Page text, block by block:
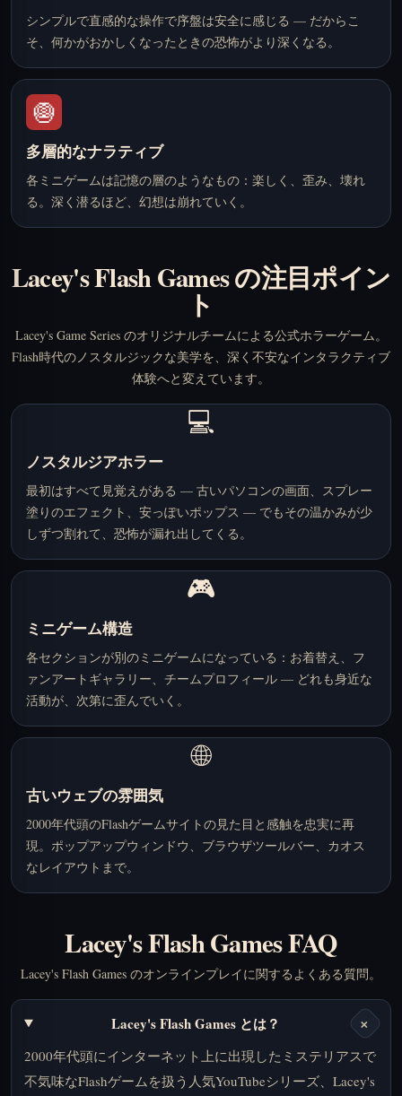
シンプルで直感的な操作で序盤は安全に感じる — だからこ
そ、何かがおかしくなったときの恐怖がより深くなる。
🧅
多層的なナラティブ
各ミニゲームは記憶の層のようなもの：楽しく、歪み、壊れ
る。深く潜るほど、幻想は崩れていく。
Lacey's Flash Games の注目ポイン
ト
Lacey's Game Series のオリジナルチームによる公式ホラーゲーム。
Flash時代のノスタルジックな美学を、深く不安なインタラクティブ
体験へと変えています。
💻
ノスタルジアホラー
最初はすべて見覚えがある — 古いパソコンの画面、スプレー
塗りのエフェクト、安っぽいポップス — でもその温かみが少
しずつ割れて、恐怖が漏れ出してくる。
🎮
ミニゲーム構造
各セクションが別のミニゲームになっている：お着替え、フ
ァンアートギャラリー、チームプロフィール — どれも身近な
活動が、次第に歪んでいく。
🌐
古いウェブの雰囲気
2000年代頭のFlashゲームサイトの見た目と感触を忠実に再
現。ポップアップウィンドウ、ブラウザツールバー、カオス
なレイアウトまで。
Lacey's Flash Games FAQ
Lacey's Flash Games のオンラインプレイに関するよくある質問。
Lacey's Flash Games とは？ +
2000年代頭にインターネット上に出現したミステリアスで
不気味なFlashゲームを扱う人気YouTubeシリーズ、Lacey's